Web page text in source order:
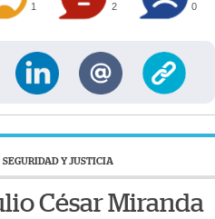
1 2 0
SEGURIDAD Y JUSTICIA
César Miranda